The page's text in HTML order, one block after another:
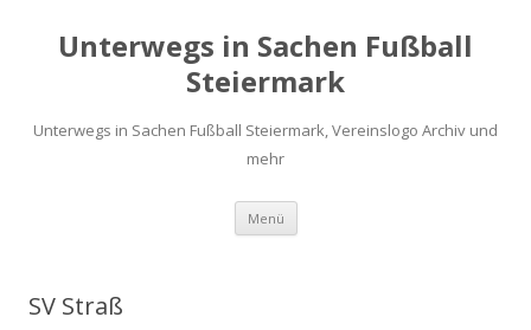
Unterwegs in Sachen Fußball
Steiermark
Unterwegs in Sachen Fußball Steiermark, Vereinslogo Archiv und
mehr
Menü Zum
springen
SV Straß